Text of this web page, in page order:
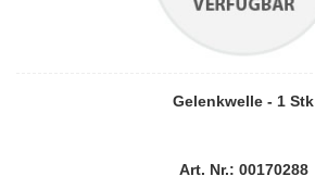
Gelenkwelle - 1 Stk
Art. Nr.: 00170288